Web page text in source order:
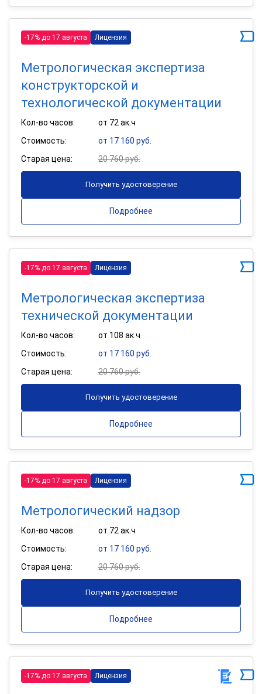
-17% до 17 августа Лицензия
Метрологическая экспертиза
конструкторской и
технологической документации
Кол-во часов:
от 72 ак.ч
Стоимость:
от 17 160 руб.
Старая цена:
20 760 руб.
Получить удостоверение
Подробнее
-17% до 17 августа Лицензия
Метрологическая экспертиза
технической документации
Кол-во часов:
от 108 ак.ч
Стоимость:
от 17 160 руб.
Старая цена:
20 760 руб.
Получить удостоверение
Подробнее
-17% до 17 августа Лицензия
Метрологический надзор
Кол-во часов:
от 72 ак.ч
Стоимость:
от 17 160 руб.
Старая цена:
20 760 руб.
Получить удостоверение
Подробнее
-17% до 17 августа Лицензия